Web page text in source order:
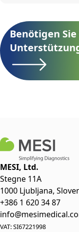
Benötigen
MESI, Ltd.
Stegne 11A
1000 Ljubljana,
+386 1 620 34 87
VAT: SI67221998